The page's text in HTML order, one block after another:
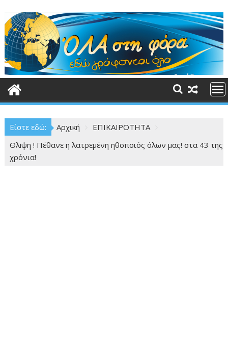
στο
περιεχόμενο
Είστε εδώ: Αρχική
ΕΠΙΚΑΙΡΟΤΗΤΑ
Θλiψη ! Πέθανε η λατρεμένη ηθοποιός όλων μας! στα 43 της
χρόνια!